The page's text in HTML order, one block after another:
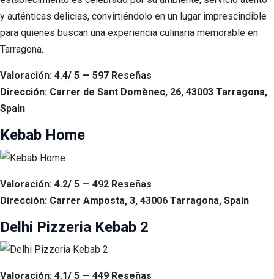
y auténticas delicias, convirtiéndolo en un lugar imprescindible
para quienes buscan una experiencia culinaria memorable en
Tarragona.
Valoración: 4.4/ 5 — 597 Reseñas
Dirección: Carrer de Sant Domènec, 26, 43003 Tarragona,
Spain
Kebab Home
Valoración: 4.2/ 5 — 492 Reseñas
Dirección: Carrer Amposta, 3, 43006 Tarragona, Spain
Delhi Pizzeria Kebab 2
Valoración: 4.1/ 5 — 449 Reseñas